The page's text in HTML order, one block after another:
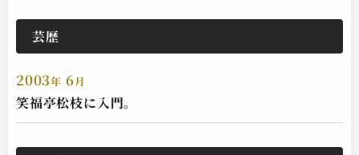
芸歴
2003年 6月
笑福亭松枝に入門。